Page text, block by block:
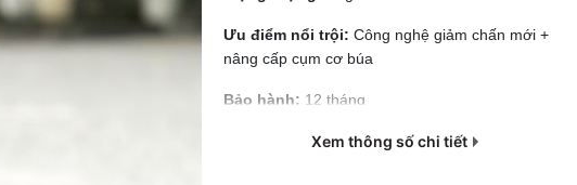
Ưu điểm nổi trội: Công nghệ giảm chấn mới +
nâng cấp cụm cơ búa
Bảo hành: 12 tháng
Xem thông số chi tiết